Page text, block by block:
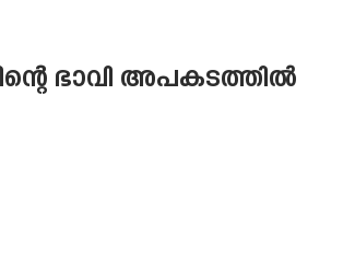
ഭാവി അപകടത്തിൽ